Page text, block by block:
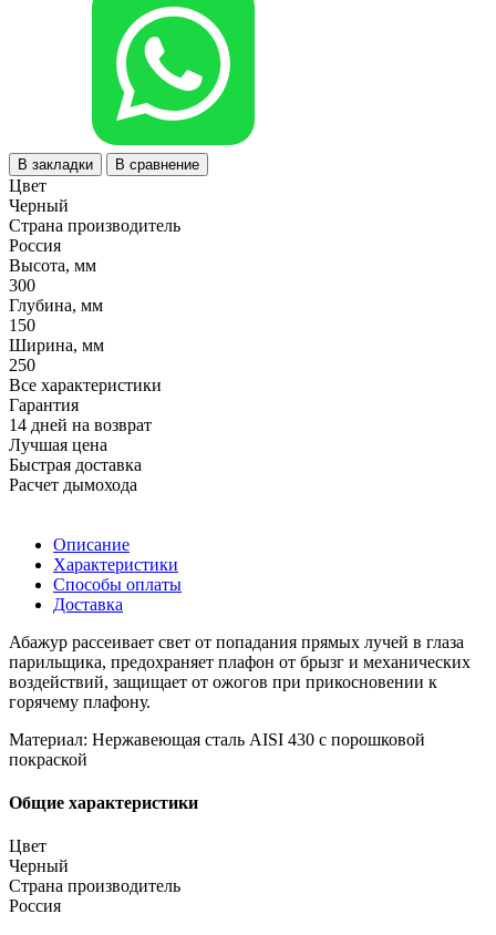
В закладки В сравнение
Цвет
Черный
Страна производитель
Россия
Высота, мм
300
Глубина, мм
150
Ширина, мм
250
Все характеристики
Гарантия
14 дней на возврат
Лучшая цена
Быстрая доставка
Расчет дымохода
Описание
Характеристики
Способы оплаты
Доставка
Абажур рассеивает свет от попадания прямых лучей в глаза
парильщика, предохраняет плафон от брызг и механических
воздействий, защищает от ожогов при прикосновении к
горячему плафону.
Материал: Нержавеющая сталь AISI 430 с порошковой
покраской
Общие характеристики
Цвет
Черный
Страна производитель
Россия